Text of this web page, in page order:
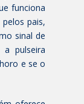
funciona
pais,
sinal de
pulseira
e se o